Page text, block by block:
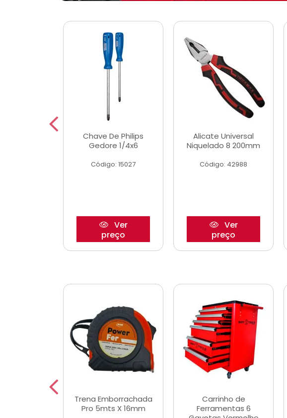
Chave De Philips
Gedore 1/4x6
Código: 15027
Ver
preço
Alicate Universal
Niquelado 8 200mm
Código: 42988
Ver
preço
Trena Emborrachada
Pro 5mts X 16mm
Carrinho de
Ferramentas 6